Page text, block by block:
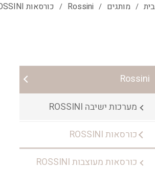
בית / מותגים /
Rossini
/ כורסאות ROSSINI
Rossini
מערכות ישיבה ROSSINI
כורסאות ROSSINI
כורסאות מעוצבות ROSSINI